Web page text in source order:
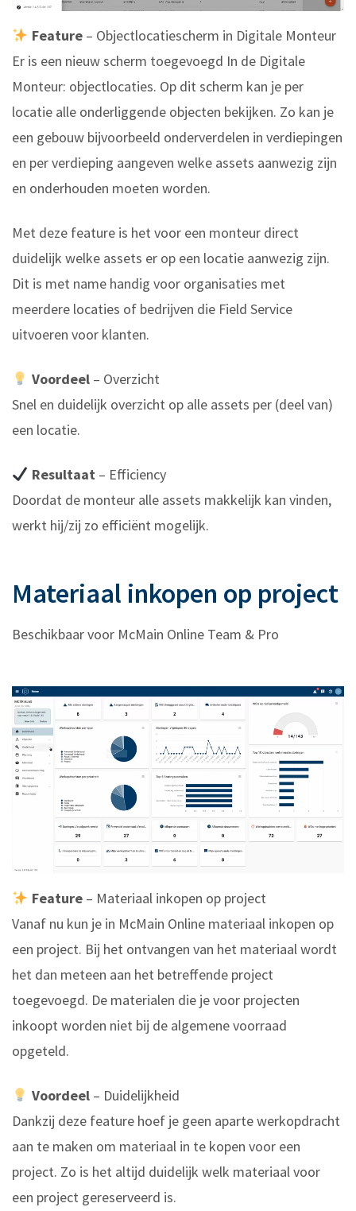
Feature– Objectlocatiescherm in Digitale Monteur
Er is een nieuw scherm toegevoegd In de Digitale
Monteur: objectlocaties. Op dit scherm kan je per
locatie alle onderliggende objecten bekijken. Zo kan je
een gebouw bijvoorbeeld onderverdelen in verdiepingen
en per verdieping aangeven welke assets aanwezig zijn
en onderhouden moeten worden.
Met deze feature is het voor een monteur direct
duidelijk welke assets er op een locatie aanwezig zijn.
Dit is met name handig voor organisaties met
meerdere locaties of bedrijven die Field Service
uitvoeren voor klanten.
Voordeel– Overzicht
Snel en duidelijk overzicht op alle assets per (deel van)
een locatie.
Resultaat– Efficiency
Doordat de monteur alle assets makkelijk kan vinden,
werkt hij/zij zo efficiënt mogelijk.
Materiaal inkopen op project
Beschikbaar voor McMain Online Team & Pro
Feature– Materiaal inkopen op project
Vanaf nu kun je in McMain Online materiaal inkopen op
een project. Bij het ontvangen van het materiaal wordt
het dan meteen aan het betreffende project
toegevoegd. De materialen die je voor projecten
inkoopt worden niet bij de algemene voorraad
opgeteld.
Voordeel– Duidelijkheid
Dankzij deze feature hoef je geen aparte werkopdracht
aan te maken om materiaal in te kopen voor een
project. Zo is het altijd duidelijk welk materiaal voor
een project gereserveerd is.